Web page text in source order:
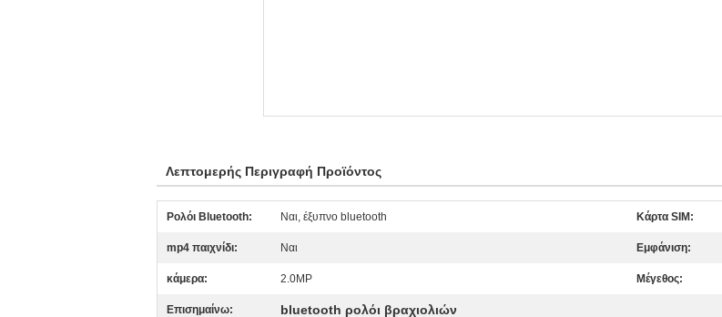
Λεπτομερής Περιγραφή Προϊόντος
Ρολόι Bluetooth: Ναι, έξυπνο bluetooth Κάρτα SIM:
mp4 παιχνίδι: Ναι Εμφάνιση:
κάμερα: 2.0MP Μέγεθος:
Επισημαίνω: bluetooth ρολόι βραχιολιών